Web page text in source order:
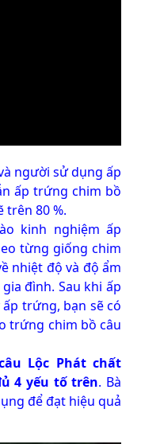
người sử dụng ấp
ấp trứng chim bồ
trên 80 %.
kinh nghiệm ấp
từng giống chim
nhiệt độ và độ ẩm
đình. Sau khi ấp
trứng, bạn sẽ có
trứng chim bồ câu
Lộc Phát chất
4 yếu tố trên. Bà
để đạt hiệu quả